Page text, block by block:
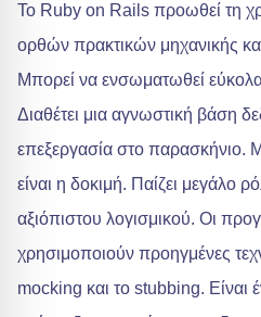
Το Ruby on Rails προωθεί τη
ορθών πρακτικών μηχανικής
Μπορεί να ενσωματωθεί
Διαθέτει μια αγνωστική βάση
επεξεργασία στο παρασκήνιο.
είναι η δοκιμή. Παίζει μεγάλο
αξιόπιστου λογισμικού. Οι
χρησιμοποιούν προηγμένες
mocking και το stubbing. Είναι